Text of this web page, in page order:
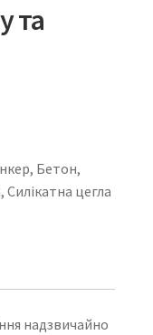
та
Бетон,
цегла
надзвичайно